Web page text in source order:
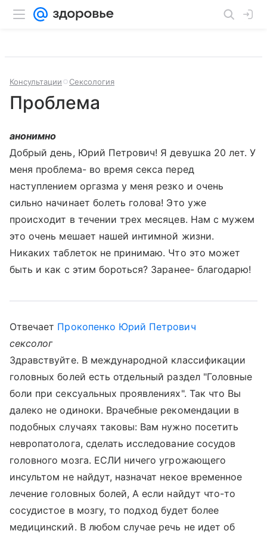
Консультации Сексология
Проблема
анонимно
Добрый день, Юрий Петрович! Я девушка 20 лет. У
меня проблема- во время секса перед
наступлением оргазма у меня резко и очень
сильно начинает болеть голова! Это уже
происходит в течении трех месяцев. Нам с мужем
это очень мешает нашей интимной жизни.
Никаких таблеток не принимаю. Что это может
быть и как с этим бороться? Заранее- благодарю!
Отвечает Прокопенко Юрий Петрович
сексолог
Здравствуйте. В международной классификации
головных болей есть отдельный раздел "Головные
боли при сексуальных проявлениях". Так что Вы
далеко не одиноки. Врачебные рекомендации в
подобных случаях таковы: Вам нужно посетить
невропатолога, сделать исследование сосудов
головного мозга. ЕСЛИ ничего угрожающего
инсультом не найдут, назначат некое временное
лечение головных болей, А если найдут что-то
сосудистое в мозгу, то подход будет более
медицинский. В любом случае речь не идет об